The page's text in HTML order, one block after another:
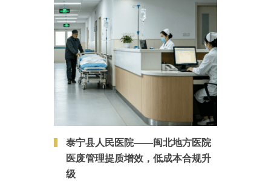
泰宁县人民医院——闽北地方医院
医废管理提质增效，低成本合规升
级